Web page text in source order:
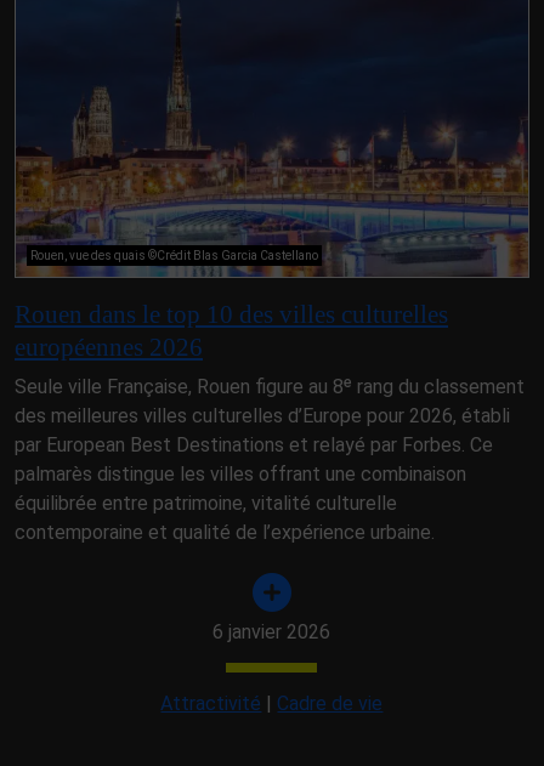
Rouen, vue des quais ©Crédit Blas Garcia Castellano
Rouen dans le top 10 des villes culturelles
européennes 2026
Seule ville Française, Rouen figure au 8ᵉ rang du classement
des meilleures villes culturelles d’Europe pour 2026, établi
par European Best Destinations et relayé par Forbes. Ce
palmarès distingue les villes offrant une combinaison
équilibrée entre patrimoine, vitalité culturelle
contemporaine et qualité de l’expérience urbaine.
6 janvier 2026
Attractivité | Cadre de vie